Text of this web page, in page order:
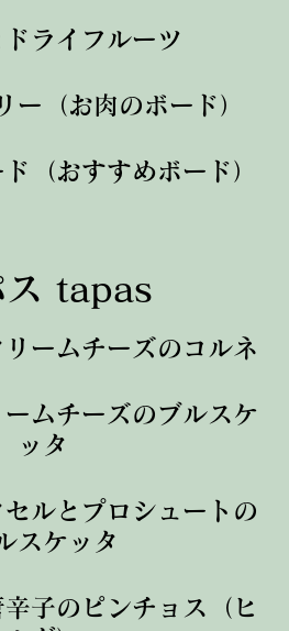
ライフルーツ
ー（お肉のボード）
（おすすめボード）
ス tapas
ームチーズのコルネ
ムチーズのブルスケ
ッタ
ルとプロシュートの
スケッタ
子のピンチョス（ヒ